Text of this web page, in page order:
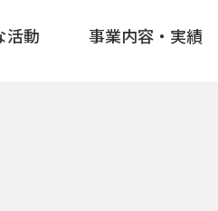
活動 事業内容・実績